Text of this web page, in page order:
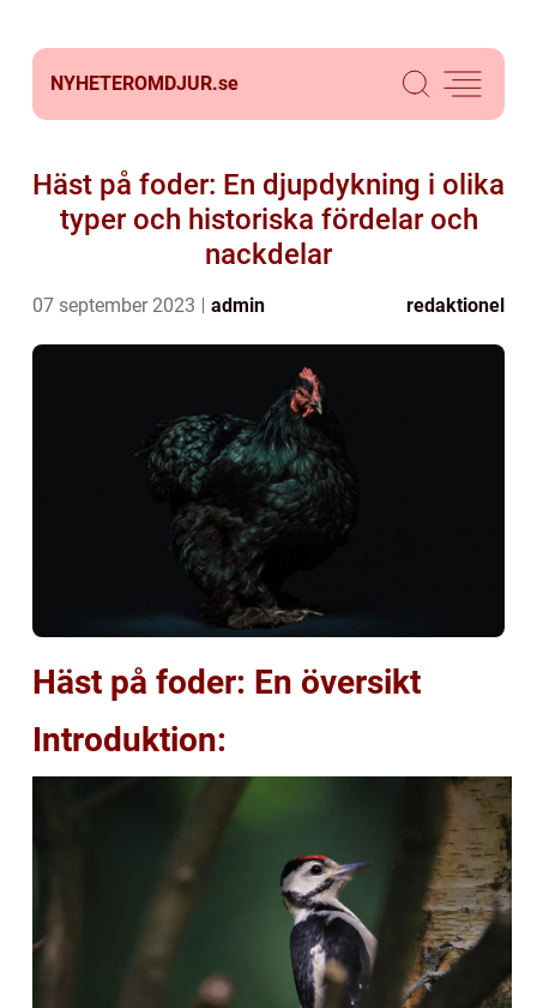
NYHETEROMDJUR.se
Häst på foder: En djupdykning i olika
typer och historiska fördelar och
nackdelar
07 september 2023 admin redaktionel
Häst på foder: En översikt
Introduktion: